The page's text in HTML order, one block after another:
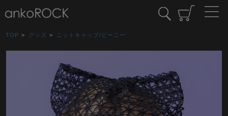
TOP > グッズ > ニットキャップ/ビーニー